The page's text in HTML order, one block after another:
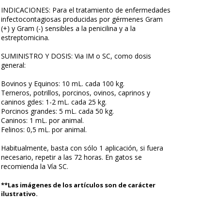
INDICACIONES: Para el tratamiento de enfermedades
infectocontagiosas producidas por gérmenes Gram
(+) y Gram (-) sensibles a la penicilina y a la
estreptomicina.
SUMINISTRO Y DOSIS: Via IM o SC, como dosis
general:
Bovinos y Equinos: 10 mL. cada 100 kg.
Terneros, potrillos, porcinos, ovinos, caprinos y
caninos gdes: 1-2 mL. cada 25 kg.
Porcinos grandes: 5 mL. cada 50 kg.
Caninos: 1 mL. por animal.
Felinos: 0,5 mL. por animal.
Habitualmente, basta con sólo 1 aplicación, si fuera
necesario, repetir a las 72 horas. En gatos se
recomienda la Vía SC.
**Las imágenes de los artículos son de carácter
ilustrativo.